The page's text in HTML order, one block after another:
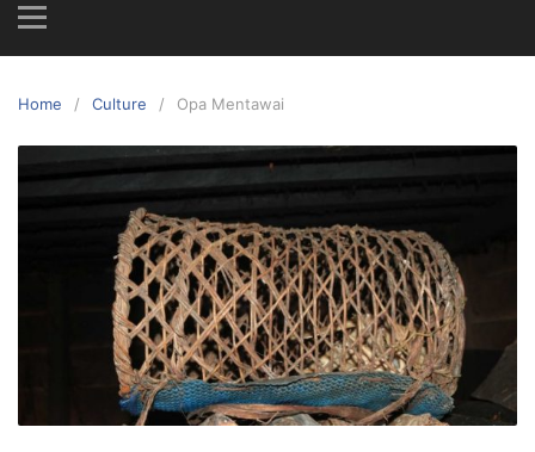
Home Culture Opa Mentawai